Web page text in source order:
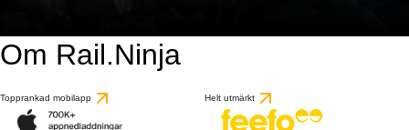
Om Rail.Ninja
Topprankad mobilapp Helt utmärkt